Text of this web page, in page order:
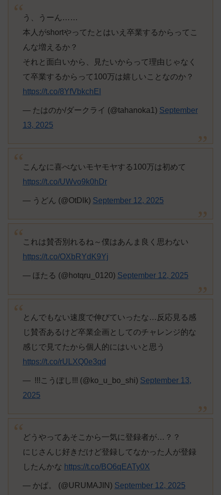
う、うーん……
本人がshortやってたとはいえ卒業するからってこ
んな増えるか？
それと面白いから、見たいからって理由じゃなく
て卒業するからって100万は嬉しいことなのか？
https://t.co/8YfVbkchEl
— たはのか/ダークライ (@tahanoka1) September
13, 2025
こんなに喜べないモヤモヤする100万は初めて
https://t.co/UWvo9k0hDr
— うどん (@OtDlk) September 12, 2025
これは賛否別れるね～僕はあんま良く思わない
https://t.co/OXbRYdK9Yj
— ほたる (@hotqru_0120) September 12, 2025
とんでもない速度で伸びていったな…反応見る感
じ賛否あるけど卒業企画としてのチャレンジ的な
感じで見てたから個人的にはいいと思う
https://t.co/rULXQ0e3qd
—  !!!こうぼし!!! (@ko_u_bo_shi) September 13,
2025
どうやってあそこから一気に登録者が…？？
にじさんじ好きだけど登録してなかった人が登録
したんかな https://t.co/BO6qEATy0X
— かぱ。 (@URUMAJIN) September 12, 2025